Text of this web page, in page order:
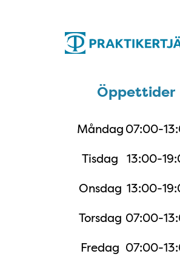
Öppettider
Måndag07:00-
Tisdag 13:00-
Onsdag 13:00-
Torsdag 07:00-
Fredag 07:00-